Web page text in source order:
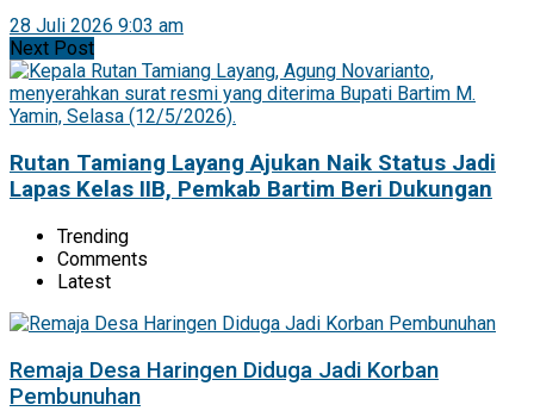
28 Juli 2026 9:03 am
Next Post
Rutan Tamiang Layang Ajukan Naik Status Jadi
Lapas Kelas IIB, Pemkab Bartim Beri Dukungan
Trending
Comments
Latest
Remaja Desa Haringen Diduga Jadi Korban
Pembunuhan